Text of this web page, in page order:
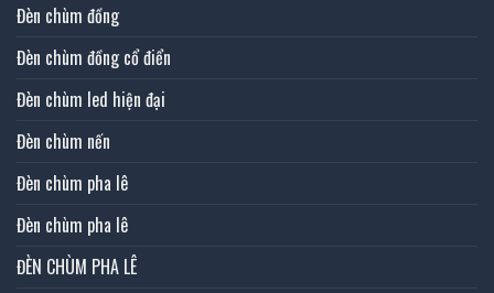
Đèn chùm đồng
Đèn chùm đồng cổ điển
Đèn chùm led hiện đại
Đèn chùm nến
Đèn chùm pha lê
Đèn chùm pha lê
ĐÈN CHÙM PHA LÊ